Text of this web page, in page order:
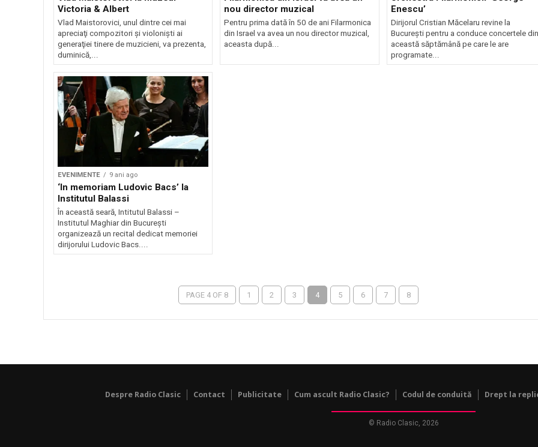
Victoria & Albert
Vlad Maistorovici, unul dintre cei mai
apreciaţi compozitori şi violonişti ai
generaţiei tinere de muzicieni, va prezenta,
duminică,...
nou director muzical
Pentru prima dată în 50 de ani Filarmonica
din Israel va avea un nou director muzical,
aceasta după...
Enescu’
Dirijorul Cristian Măcelaru revine la
București pentru a conduce concertele din
această săptămână pe care le are
programate...
EVENIMENTE 9 ani ago
‘In memoriam Ludovic Bacs’ la
Institutul Balassi
În această seară, Intitutul Balassi –
Institutul Maghiar din București
organizează un recital dedicat memoriei
dirijorului Ludovic Bacs....
PAGE 4 OF 8 1 2 3 4 5 6 7 8
Despre Radio Clasic Contact Publicitate Cum ascult Radio Clasic? Codul de conduită Drept la
© Radio Clasic, 2026